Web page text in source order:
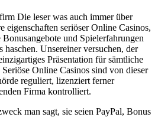
Die leser was auch immer über
eigenschaften seriöser Online Casinos,
und Spielerfahrungen
haschen. Unsereiner versuchen, der
Präsentation für sämtliche
Online Casinos sind von dieser
reguliert, lizenziert ferner
Firma kontrolliert.
man sagt, sie seien PayPal, Bonus